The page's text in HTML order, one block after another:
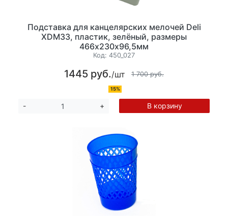
Подставка для канцелярских мелочей Deli
XDM33, пластик, зелёный, размеры
466х230х96,5мм
Код: 450_027
1445 руб./шт 1 700 руб.
15%
- + В корзину